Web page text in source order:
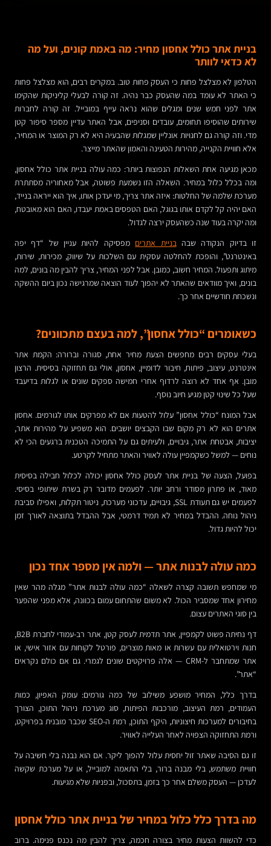
בניית אתר כולל אחסון מחיר: מה באמת קונים, ועל מה
לא כדאי לוותר
הטלפון לא מצלצל פחות כי העסק פחות טוב. במקרים רבים, הוא מצלצל פחות
כי האתר לא עומד במה שהעסק כבר נהיה. זה קורה לבעלי קליניקות שהקימו
אתר לפני חמש שנים ומגלים שהוא נראה עייף במובייל. זה קורה לחברות
שירותים שהוסיפו תחומים, עובדים וסניפים, אבל האתר עדיין מספר סיפור קטן
מדי. וזה קורה גם לחנויות אונליין שמגלות שהבעיה היא לא רק המוצר או המחיר,
אלא חוויית הקנייה, מהירות הטעינה והאמון שהאתר מייצר.
מכאן מגיעה אחת השאלות הנפוצות ביותר: כמה עולה בניית אתר כולל אחסון,
ומה בכלל כלול במחיר. השאלה הזו נשמעת פשוטה, אבל מאחוריה מסתתרת
מערכת שלמה של החלטות: איזה אתר צריך, מי יעדכן אותו, איך הוא ייראה בנייד,
האם יהיה קל לקדם אותו בגוגל, האם הטפסים באמת יעבדו, האם הוא מאובטח,
ומה יקרה בעוד שנה כשהעסק ירצה לגדול.
זו בדיוק הנקודה שבהבניית אתרים מפסיקה להיות עניין של “דף יפה
באינטרנט”, והופכת להחלטה עסקית עם השלכות על שיווק, מכירות, שירות,
מיתוג ותפעול. המחיר חשוב, כמובן. אבל לפני המחיר, צריך להבין מה בונים, למה
בונים, ואיך מוודאים שהאתר לא יהפוך לעוד הוצאה שמרגישה נכון ביום ההשקה
ונשכחת חודשיים אחר כך.
כשאומרים “כולל אחסון”, למה בעצם מתכוונים?
בעלי עסקים רבים מחפשים הצעת מחיר אחת, סגורה וברורה: הקמת אתר
אינטרנט, עיצוב, פיתוח, חיבור לדומיין, אחסון, אולי גם תחזוקה בסיסית. הרצון
מובן. אף אחד לא רוצה לרדוף אחרי חמישה ספקים שונים או לגלות בדיעבד
שעל כל שינוי קטן מגיע חיוב נוסף.
אבל המונח “כולל אחסון” עלול להטעות אם לא מפרקים אותו לגורמים. אחסון
אתרים הוא לא רק מקום שבו הקבצים יושבים. הוא משפיע על מהירות אתר,
יציבות, אבטחת אתר, גיבויים, ולעיתים גם על התמיכה הטכנית ברגעים הכי לא
נוחים — למשל כשקמפיין עולה לאוויר והאתר מתחיל לקרטע.
בפועל, הצעה של בניית אתר לעסק כולל אחסון יכולה לכלול חבילה בסיסית
מאוד, או פתרון מסודר ורחב יותר. לפעמים מדובר רק בשרת שיתופי בסיסי.
לפעמים יש גם תעודת SSL, גיבויים, עדכוני מערכת, ניטור תקלות, ואפילו סביבת
ניהול נוחה. ההבדל במחיר לא תמיד דרמטי, אבל ההבדל בתוצאה לאורך זמן
יכול להיות גדול.
כמה עולה לבנות אתר — ולמה אין מספר אחד נכון
מי שמחפש תשובה קצרה לשאלה “כמה עולה לבנות אתר” מגלה מהר שאין
מחירון אחד שמסביר הכול. לא משום שהתחום עמום בכוונה, אלא מפני שהפער
בין סוגי האתרים עצום.
דף נחיתה פשוט לקמפיין, אתר תדמית לעסק קטן, אתר רב-עמודי לחברת B2B,
חנות וירטואלית עם עשרות או מאות מוצרים, פורטל לקוחות עם אזור אישי, או
אתר שמתחבר ל-CRM — אלה פרויקטים שונים לגמרי. גם אם כולם נקראים
“אתר”.
בדרך כלל, המחיר מושפע משילוב של כמה גורמים: עומק האפיון, כמות
העמודים, רמת העיצוב, מורכבות הפיתוח, סוג מערכת ניהול התוכן, הצורך
בחיבורים למערכות חיצוניות, היקף התוכן, רמת ה-SEO שכבר מובנית בפרויקט,
ורמת התחזוקה הצפויה לאחר העלייה לאוויר.
זו גם הסיבה שאתר זול יחסית עלול להפוך ליקר. אם הוא נבנה בלי חשיבה על
חוויית משתמש, בלי מבנה ברור, בלי התאמה למובייל, או על מערכת שקשה
לעדכן — העסק משלם אחר כך בזמן, בתסכול, ובפניות שלא מגיעות.
מה בדרך כלל כלול במחיר של בניית אתר כולל אחסון
כדי להשוות הצעות מחיר בצורה חכמה, צריך להבין מה נכנס פנימה. ברוב